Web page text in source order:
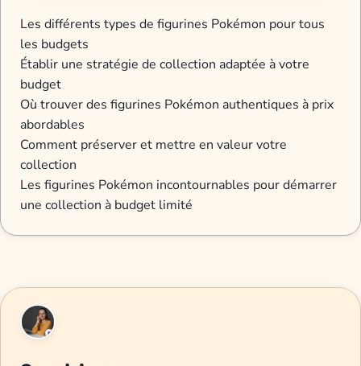
Les différents types de figurines Pokémon pour tous
les budgets
Établir une stratégie de collection adaptée à votre
budget
Où trouver des figurines Pokémon authentiques à prix
abordables
Comment préserver et mettre en valeur votre
collection
Les figurines Pokémon incontournables pour démarrer
une collection à budget limité